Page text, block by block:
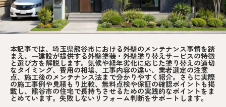
本記事では、埼玉県熊谷市における外壁のメンテナンス事情を踏
まえ、一建設が提供する外壁塗装・外壁塗り替えサービスの特徴
と選び方を解説します。気候や経年劣化に応じた塗り替えの適切
なタイミング、費用の相場、工事内容の違い、業者選定の注意
点、施工後のメンテナンス法まで分かりやすく紹介。さらに実際
の施工事例や見積もり比較、無料点検や保証の確認ポイントも掲
載し、熊谷市の住宅で長持ちさせるための実践的なポイントをま
とめています。失敗しないリフォーム判断をサポートします。